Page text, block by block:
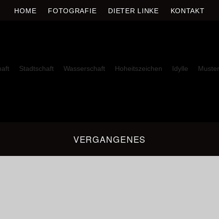
HOME FOTOGRAFIE DIETER LINKE KONTAKT
Stadtschaft Wasserschaft Hoheitszeichen Idylle Muster
VERGANGENES